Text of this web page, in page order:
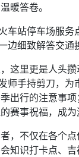
暖答卷。
站停车场服
细致解答交
这里更是人头
手持剪刀，
出行的注意事
事祝福，成为
，不仅在各个
知识打卡点、